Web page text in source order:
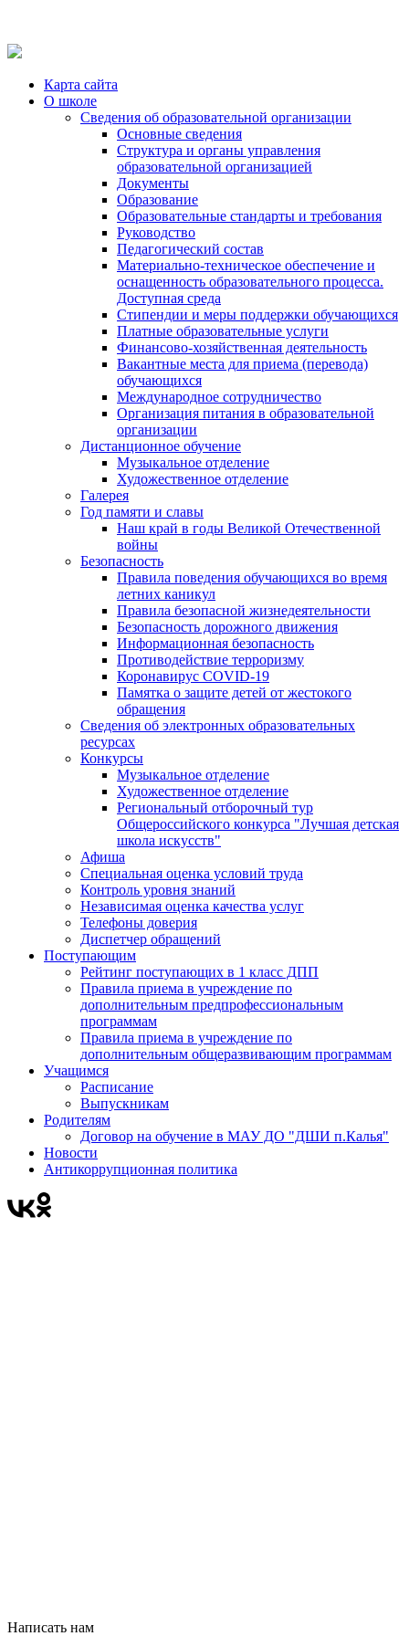
Карта сайта
О школе
Сведения об образовательной организации
Основные сведения
Структура и органы управления
образовательной организацией
Документы
Образование
Образовательные стандарты и требования
Руководство
Педагогический состав
Материально-техническое обеспечение и
оснащенность образовательного процесса.
Доступная среда
Стипендии и меры поддержки обучающихся
Платные образовательные услуги
Финансово-хозяйственная деятельность
Вакантные места для приема (перевода)
обучающихся
Международное сотрудничество
Организация питания в образовательной
организации
Дистанционное обучение
Музыкальное отделение
Художественное отделение
Галерея
Год памяти и славы
Наш край в годы Великой Отечественной
войны
Безопасность
Правила поведения обучающихся во время
летних каникул
Правила безопасной жизнедеятельности
Безопасность дорожного движения
Информационная безопасность
Противодействие терроризму
Коронавирус COVID-19
Памятка о защите детей от жестокого
обращения
Сведения об электронных образовательных
ресурсах
Конкурсы
Музыкальное отделение
Художественное отделение
Региональный отборочный тур
Общероссийского конкурса "Лучшая детская
школа искусств"
Афиша
Специальная оценка условий труда
Контроль уровня знаний
Независимая оценка качества услуг
Телефоны доверия
Диспетчер обращений
Поступающим
Рейтинг поступающих в 1 класс ДПП
Правила приема в учреждение по
дополнительным предпрофессиональным
программам
Правила приема в учреждение по
дополнительным общеразвивающим программам
Учащимся
Расписание
Выпускникам
Родителям
Договор на обучение в МАУ ДО "ДШИ п.Калья"
Новости
Антикоррупционная политика
Написать нам